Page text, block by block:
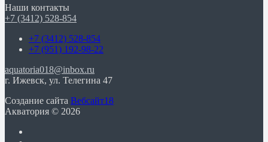
Наши контакты
+7 (3412) 528-854
+7 (3412) 528-854
+7 (951) 192-98-22
aquatoria018@inbox.ru
г. Ижевск, ул. Телегина 47
Создание сайта Вебсайт18
Акватория © 2026